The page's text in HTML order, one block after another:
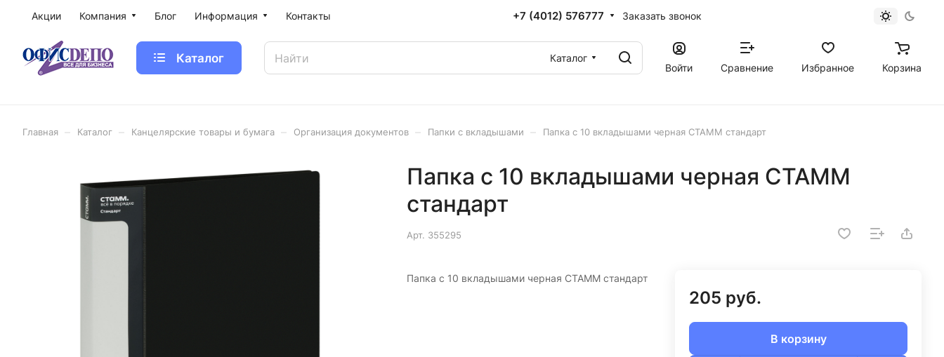
Акции Компания Блог Информация Контакты +7 (4012) 576777 Заказать звонок
Каталог
Каталог
Войти
Сравнение Избранное Корзина
Главная Каталог Канцелярские товары и бумага Организация документов Папки с вкладышами Папка с 10 вкладышами черная СТАММ стандарт
Папка с 10 вкладышами черная СТАММ
стандарт
Арт. 355295
Папка с 10 вкладышами черная СТАММ стандарт
205 руб.
В корзину